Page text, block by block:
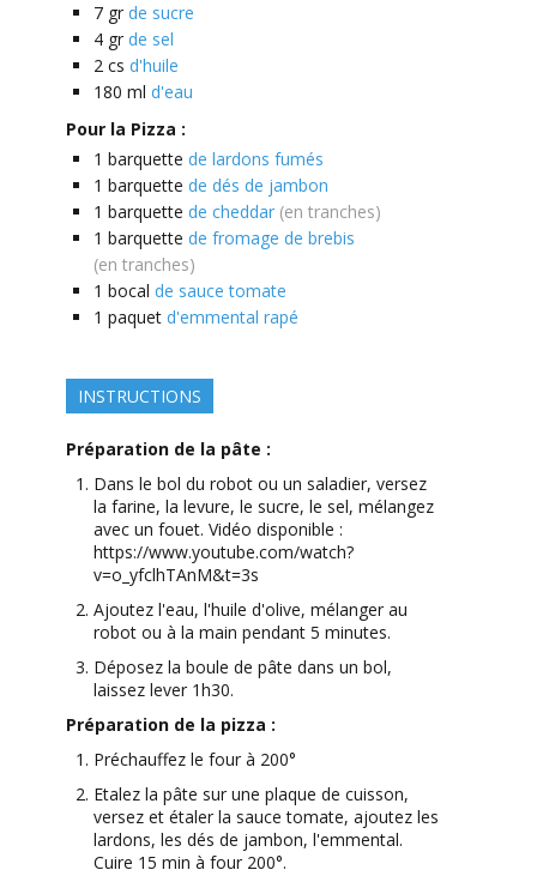
7 gr de sucre
4 gr de sel
2 cs d'huile
180 ml d'eau
Pour la Pizza :
1 barquette de lardons fumés
1 barquette de dés de jambon
1 barquette de cheddar (en tranches)
1 barquette de fromage de brebis
(en tranches)
1 bocal de sauce tomate
1 paquet d'emmental rapé
INSTRUCTIONS
Préparation de la pâte :
Dans le bol du robot ou un saladier, versez
la farine, la levure, le sucre, le sel, mélangez
avec un fouet. Vidéo disponible :
https://www.youtube.com/watch?
v=o_yfclhTAnM&t=3s
Ajoutez l'eau, l'huile d'olive, mélanger au
robot ou à la main pendant 5 minutes.
Déposez la boule de pâte dans un bol,
laissez lever 1h30.
Préparation de la pizza :
Préchauffez le four à 200°
Etalez la pâte sur une plaque de cuisson,
versez et étaler la sauce tomate, ajoutez les
lardons, les dés de jambon, l'emmental.
Cuire 15 min à four 200°.